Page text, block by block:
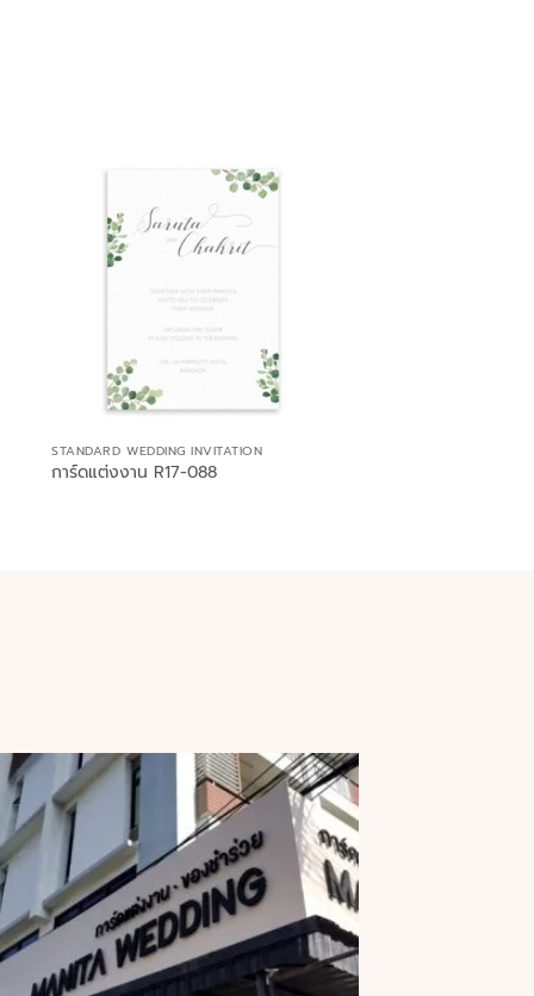
STANDARD WEDDING INVITATION
การ์ดแต่งงาน R17-088